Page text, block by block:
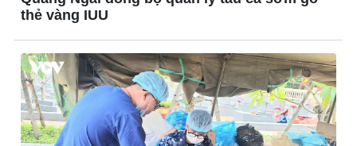
Thế giới
Quan sát
Cuộc sống đó đây
Hồ sơ
Multimedia
Ảnh
Video
E-Magazine
Infographic
thẻ vàng IUU